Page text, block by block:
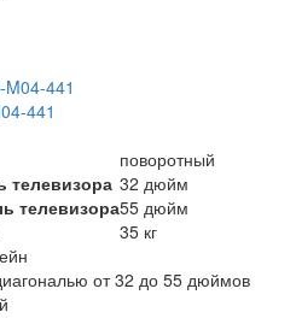
441
поворотный
телевизора 32 дюйм
телевизора55 дюйм
35 кг
от 32 до 55 дюймов